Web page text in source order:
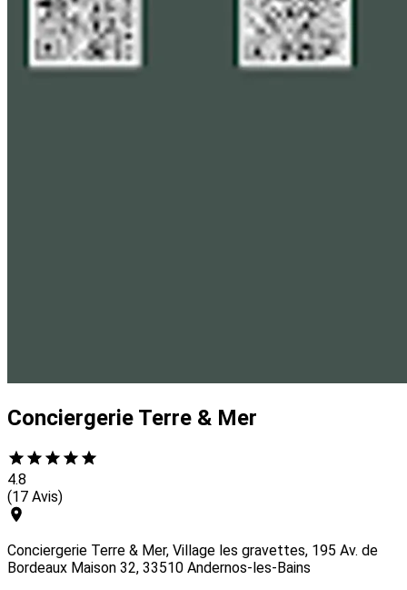
Conciergerie Terre & Mer
4.8
(17 Avis)
Conciergerie Terre & Mer, Village les gravettes, 195 Av. de
Bordeaux Maison 32, 33510 Andernos-les-Bains